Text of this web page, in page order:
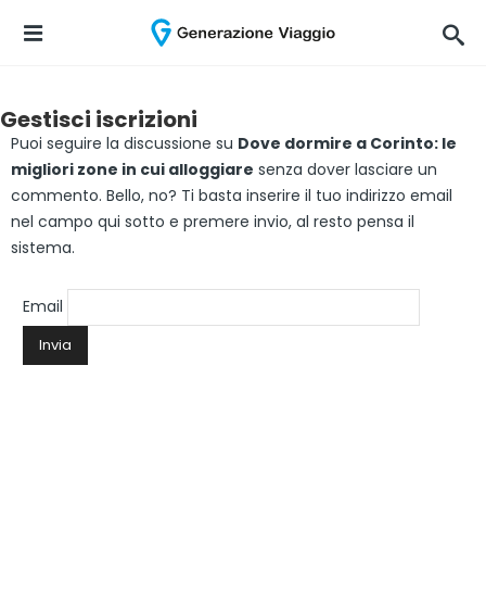
Gestisci iscrizioni
Puoi seguire la discussione su Dove dormire a Corinto: le
migliori zone in cui alloggiare senza dover lasciare un
commento. Bello, no? Ti basta inserire il tuo indirizzo email
nel campo qui sotto e premere invio, al resto pensa il
sistema.
Email